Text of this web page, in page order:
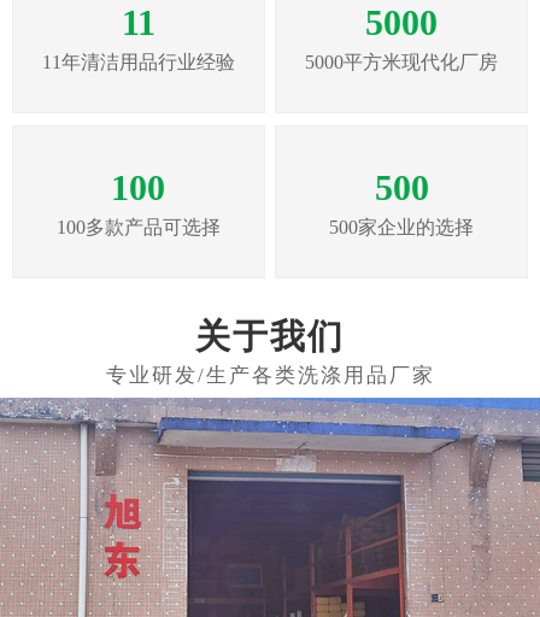
11
11年清洁用品行业经验
5000
5000平方米现代化厂房
100
100多款产品可选择
500
500家企业的选择
关于我们